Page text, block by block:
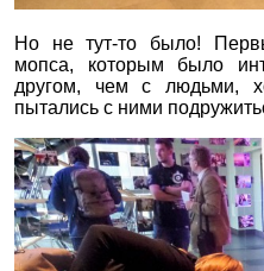
Но не тут-то было!
мопса, которым было
другом, чем с людьми,
пытались с ними